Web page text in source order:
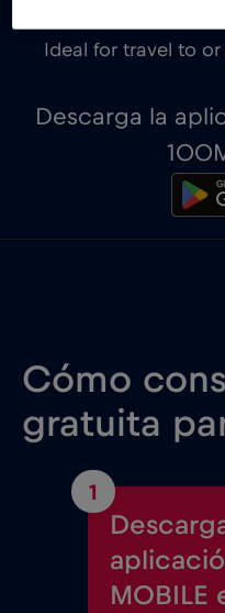
Ideal for travel to
Descarga la
Cómo
gratuita
1
MOBILE